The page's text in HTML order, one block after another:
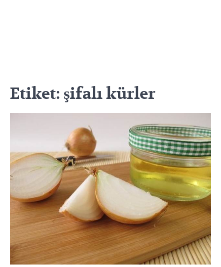
Etiket: şifalı kürler